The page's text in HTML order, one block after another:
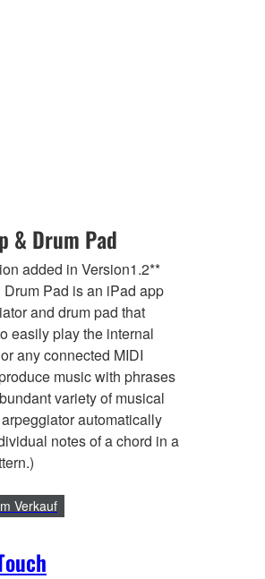
& Drum Pad
added in Version1.2**
Pad is an iPad app
and drum pad that
easily play the internal
any connected MIDI
music with phrases
variety of musical
automatically
notes of a chord in a
Verkauf